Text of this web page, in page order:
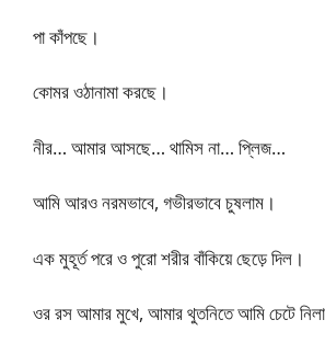
পা কাঁপছে।
কোমর ওঠানামা করছে।
নীর… আমার আসছে… থামিস না… প্লিজ…
আমি আরও নরমভাবে, গভীরভাবে চুষলাম।
এক মুহূর্ত পরে ও পুরো শরীর বাঁকিয়ে ছেড়ে দিল।
ওর রস আমার মুখে, আমার থুতনিতে আমি চেটে